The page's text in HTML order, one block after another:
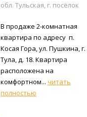
обл. Тульская, г. посёлок
Пушкина, 18
В продаже 2-комнатная
квартира по адресу п.
Косая Гора, ул. Пушкина, г.
Тула, д. 18. Квартира
расположена на
комфортном... читать
полностью